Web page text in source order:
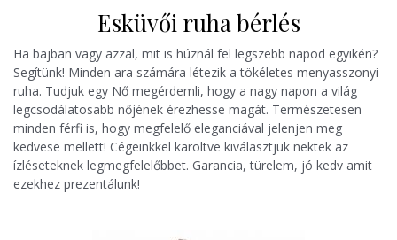
Esküvői ruha bérlés
Ha bajban vagy azzal, mit is húznál fel legszebb napod egyikén?
Segítünk! Minden ara számára létezik a tökéletes menyasszonyi
ruha. Tudjuk egy Nő megérdemli, hogy a nagy napon a világ
legcsodálatosabb nőjének érezhesse magát. Természetesen
minden férfi is, hogy megfelelő eleganciával jelenjen meg
kedvese mellett! Cégeinkkel karöltve kiválasztjuk nektek az
ízléseteknek legmegfelelőbbet. Garancia, türelem, jó kedv amit
ezekhez prezentálunk!